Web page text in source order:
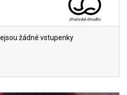
žádné vstupenky